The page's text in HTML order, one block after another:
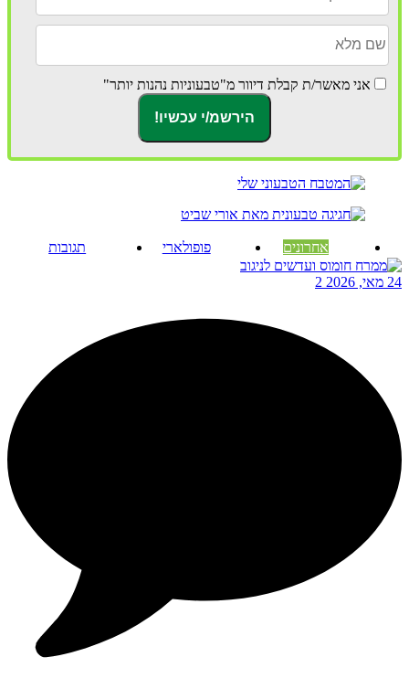
אני מאשר/ת קבלת דיוור מ"טבעוניות נהנות יותר"
אחרונים פופולארי תגובות
24 מאי, 2026 2